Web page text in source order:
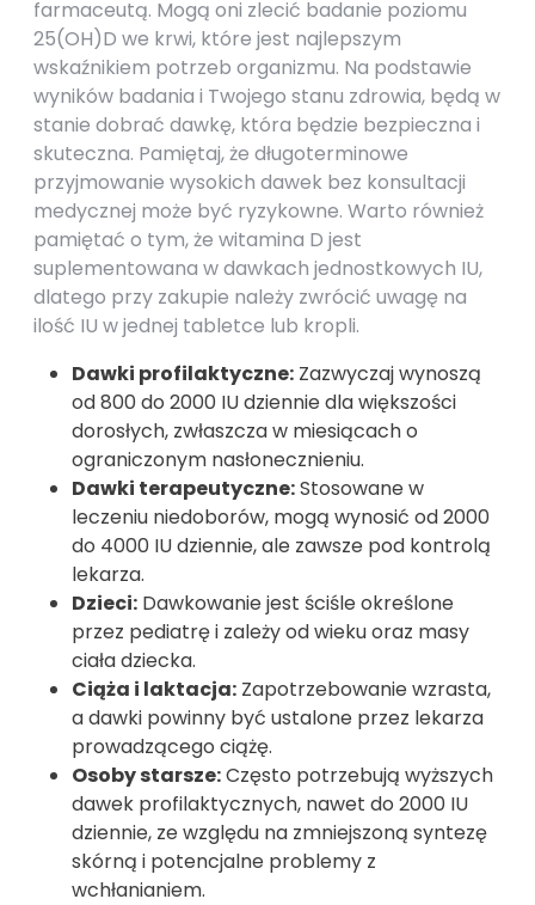
farmaceutą. Mogą oni zlecić badanie poziomu
25(OH)D we krwi, które jest najlepszym
wskaźnikiem potrzeb organizmu. Na podstawie
wyników badania i Twojego stanu zdrowia, będą w
stanie dobrać dawkę, która będzie bezpieczna i
skuteczna. Pamiętaj, że długoterminowe
przyjmowanie wysokich dawek bez konsultacji
medycznej może być ryzykowne. Warto również
pamiętać o tym, że witamina D jest
suplementowana w dawkach jednostkowych IU,
dlatego przy zakupie należy zwrócić uwagę na
ilość IU w jednej tabletce lub kropli.
Dawki profilaktyczne: Zazwyczaj wynoszą
od 800 do 2000 IU dziennie dla większości
dorosłych, zwłaszcza w miesiącach o
ograniczonym nasłonecznieniu.
Dawki terapeutyczne:Stosowane w
leczeniu niedoborów, mogą wynosić od 2000
do 4000 IU dziennie, ale zawsze pod kontrolą
lekarza.
Dzieci: Dawkowanie jest ściśle określone
przez pediatrę i zależy od wieku oraz masy
ciała dziecka.
Ciąża i laktacja: Zapotrzebowanie wzrasta,
a dawki powinny być ustalone przez lekarza
prowadzącego ciążę.
Osoby starsze:Często potrzebują wyższych
dawek profilaktycznych, nawet do 2000 IU
dziennie, ze względu na zmniejszoną syntezę
skórną i potencjalne problemy z
wchłanianiem.